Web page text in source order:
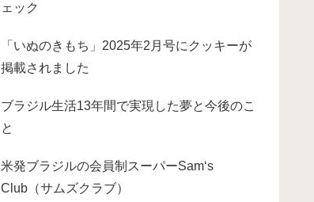
ェック
「いぬのきもち」2025年2月号にクッキーが
掲載されました
ブラジル生活13年間で実現した夢と今後のこ
と
米発ブラジルの会員制スーパーSam‘s
Club（サムズクラブ）